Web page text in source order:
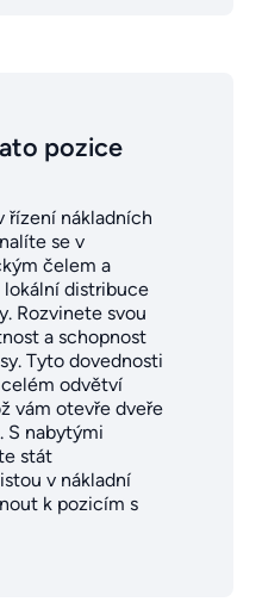
pozice
řízení nákladních
se v
čelem a
distribuce
Rozvinete svou
a schopnost
Tyto dovednosti
odvětví
vám otevře dveře
S nabytými
stát
v nákladní
k pozicím s